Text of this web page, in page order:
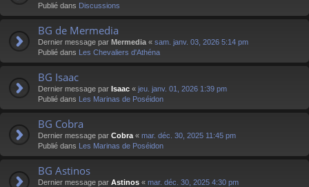
Publié dans Discussions
BG de Mermedia
Dernier message par Mermedia « sam. janv. 03, 2026 5:14 pm
Publié dans Les Chevaliers d'Athéna
BG Isaac
Dernier message par Isaac « jeu. janv. 01, 2026 1:39 pm
Publié dans Les Marinas de Poséidon
BG Cobra
Dernier message par Cobra « mar. déc. 30, 2025 11:45 pm
Publié dans Les Marinas de Poséidon
BG Astinos
Dernier message par Astinos « mar. déc. 30, 2025 4:30 pm